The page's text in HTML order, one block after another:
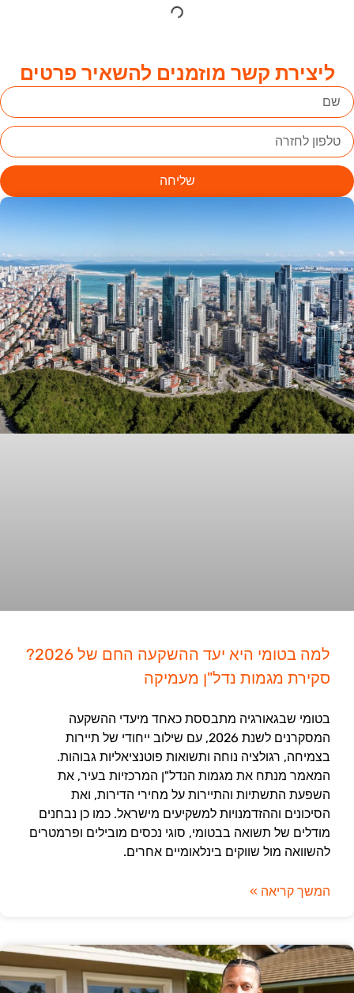
ליצירת קשר מוזמנים להשאיר פרטים
שליחה
למה בטומי היא יעד ההשקעה החם של 2026?
סקירת מגמות נדל"ן מעמיקה
בטומי שבגאורגיה מתבססת כאחד מיעדי ההשקעה
המסקרנים לשנת 2026, עם שילוב ייחודי של תיירות
בצמיחה, רגולציה נוחה ותשואות פוטנציאליות גבוהות.
המאמר מנתח את מגמות הנדל"ן המרכזיות בעיר, את
השפעת התשתיות והתיירות על מחירי הדירות, ואת
הסיכונים וההזדמנויות למשקיעים מישראל. כמו כן נבחנים
מודלים של תשואה בבטומי, סוגי נכסים מובילים ופרמטרים
להשוואה מול שווקים בינלאומיים אחרים.
המשך קריאה »